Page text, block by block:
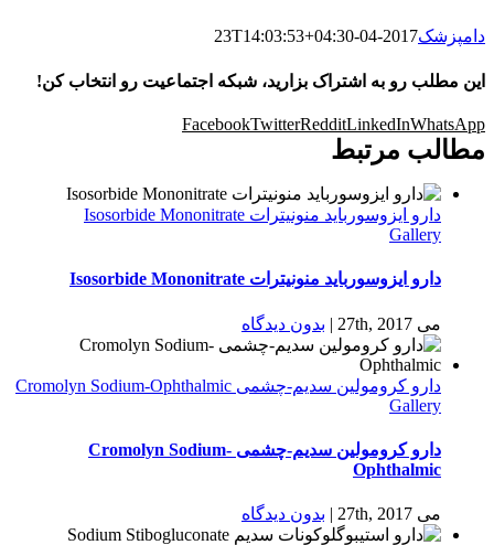
دامپزشک2017-04-23T14:03:53+04:30
این مطلب رو به اشتراک بزارید، شبکه اجتماعیت رو انتخاب کن!
FacebookTwitterRedditLinkedInWhatsApp
مطالب مرتبط
دارو ایزوسورباید منونیترات Isosorbide Mononitrate
Gallery
دارو ایزوسورباید منونیترات Isosorbide Mononitrate
می 27th, 2017 | بدون ديدگاه
دارو كرومولين سدیم-چشمی Cromolyn Sodium-Ophthalmic
Gallery
دارو كرومولين سدیم-چشمی Cromolyn Sodium-
Ophthalmic
می 27th, 2017 | بدون ديدگاه